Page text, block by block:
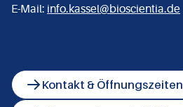
E-Mail: info.kassel@bioscientia.de
Kontakt & Öffnungszeiten